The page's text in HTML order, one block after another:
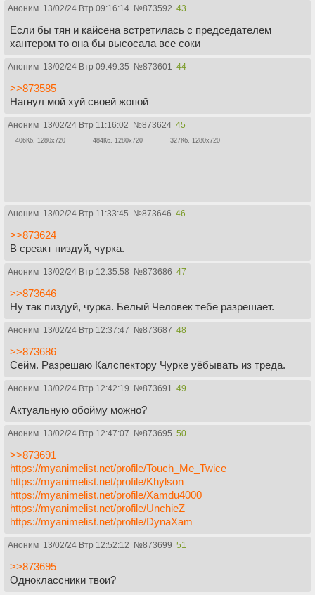
Аноним 13/02/24 Втр 09:16:14 №873592 43
Если бы тян и кайсена встретилась с председателем
хантером то она бы высосала все соки
Аноним 13/02/24 Втр 09:49:35 №873601 44
>>873585
Нагнул мой хуй своей жопой
Аноним 13/02/24 Втр 11:16:02 №873624 45
406Кб, 1280x720 484Кб, 1280x720 327Кб, 1280x720
Аноним 13/02/24 Втр 11:33:45 №873646 46
>>873624
В среакт пиздуй, чурка.
Аноним 13/02/24 Втр 12:35:58 №873686 47
>>873646
Ну так пиздуй, чурка. Белый Человек тебе разрешает.
Аноним 13/02/24 Втр 12:37:47 №873687 48
>>873686
Сейм. Разрешаю Калспектору Чурке уёбывать из треда.
Аноним 13/02/24 Втр 12:42:19 №873691 49
Актуальную обойму можно?
Аноним 13/02/24 Втр 12:47:07 №873695 50
>>873691
https://myanimelist.net/profile/Touch_Me_Twice
https://myanimelist.net/profile/Khylson
https://myanimelist.net/profile/Xamdu4000
https://myanimelist.net/profile/UnchieZ
https://myanimelist.net/profile/DynaXam
Аноним 13/02/24 Втр 12:52:12 №873699 51
>>873695
Одноклассники твои?